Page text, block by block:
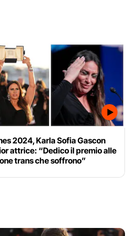
2024, Karla Sofia Gascon
attrice: “Dedico il premio alle
trans che soffrono”